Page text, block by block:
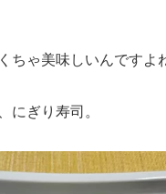
ちゃ美味しいんですよ
にぎり寿司。